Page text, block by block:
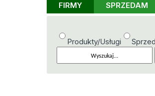
FIRMY SPRZEDAM
Produkty/Usługi